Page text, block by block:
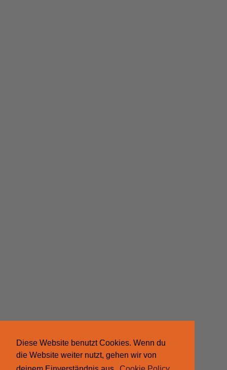
Diese Website benutzt Cookies. Wenn du
die Website weiter nutzt, gehen wir von